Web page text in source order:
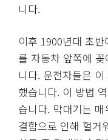
니다.
이후 1900년대 초반
를 자동차 앞쪽에
니다. 운전자들은
했습니다. 이 방법
습니다. 막대기는
결함으로 인해 헐거